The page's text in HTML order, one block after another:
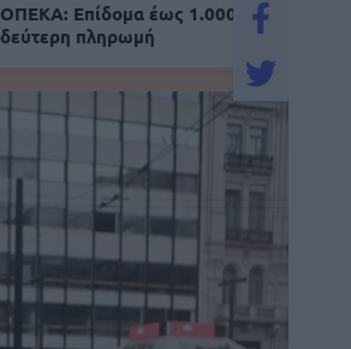
ΟΠΕΚΑ: Επίδομα έως 1.000 ευρώ -
δεύτερη πληρωμή